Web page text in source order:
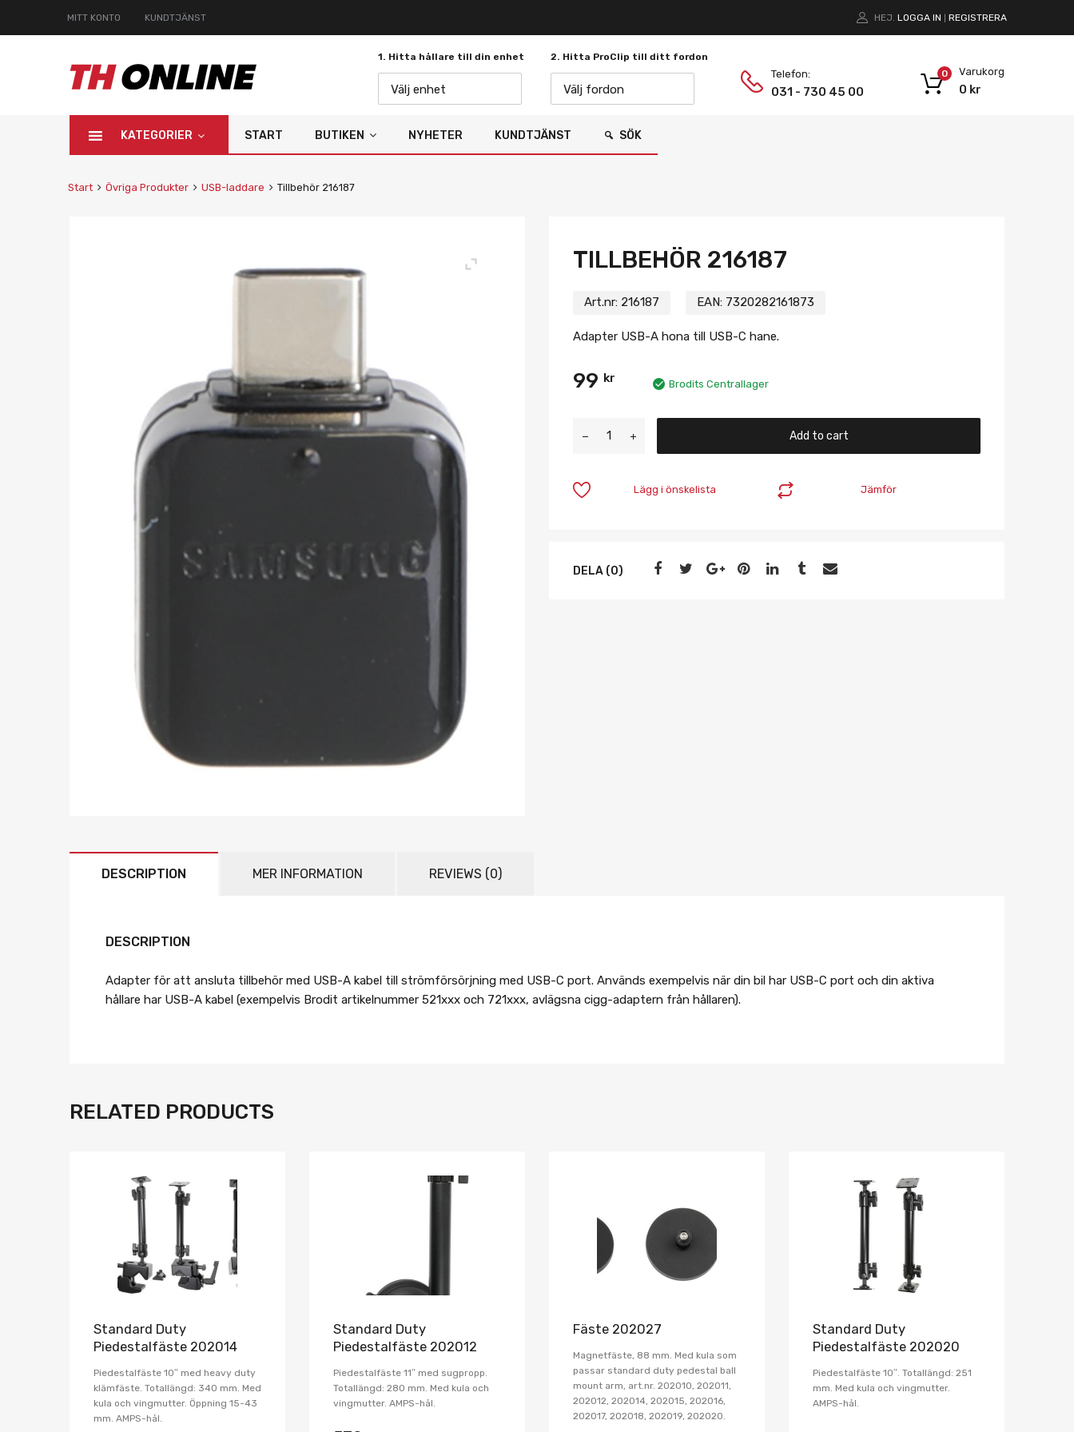
MITT KONTO KUNDTJÄNST HEJ. LOGGA IN REGISTRERA
1. Hitta hållare till din enhet
Välj enhet
2. Hitta ProClip till ditt fordon
Välj fordon
Telefon:
031 - 730 45 00
Varukorg
0 kr
0
KATEGORIER START BUTIKEN NYHETER KUNDTJÄNST SÖK
Start Övriga Produkter USB-laddare Tillbehör 216187
TILLBEHÖR 216187
Art.nr: 216187 EAN: 7320282161873
Adapter USB-A hona till USB-C hane.
99 kr Brodits Centrallager
Add to cart
Jämför
Lägg i önskelista
DELA (0)
DESCRIPTION MER INFORMATION REVIEWS (0)
DESCRIPTION
Adapter för att ansluta tillbehör med USB-A kabel till strömförsörjning med USB-C port. Används exempelvis när din bil har USB-C port och din aktiva
hållare har USB-A kabel (exempelvis Brodit artikelnummer 521xxx och 721xxx, avlägsna cigg-adaptern från hållaren).
RELATED PRODUCTS
Standard Duty
Piedestalfäste 202014
Piedestalfäste 10″ med heavy duty
klämfäste. Totallängd: 340 mm. Med
kula och vingmutter. Öppning 15-43
mm. AMPS-hål.
Standard Duty
Piedestalfäste 202012
Piedestalfäste 11″ med sugpropp.
Totallängd: 280 mm. Med kula och
vingmutter. AMPS-hål.
Fäste 202027
Magnetfäste, 88 mm. Med kula som
passar standard duty pedestal ball
mount arm, art.nr. 202010, 202011,
202012, 202014, 202015, 202016,
202017, 202018, 202019, 202020.
Standard Duty
Piedestalfäste 202020
Piedestalfäste 10″. Totallängd: 251
mm. Med kula och vingmutter.
AMPS-hål.